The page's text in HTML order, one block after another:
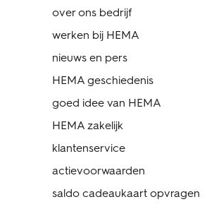
over ons bedrijf
werken bij HEMA
nieuws en pers
HEMA geschiedenis
goed idee van HEMA
HEMA zakelijk
klantenservice
actievoorwaarden
saldo cadeaukaart opvragen